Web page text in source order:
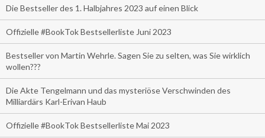
Die Bestseller des 1. Halbjahres 2023 auf einen Blick
Offizielle #BookTok Bestsellerliste Juni 2023
Bestseller von Martin Wehrle. Sagen Sie zu selten, was Sie wirklich
wollen???
Die Akte Tengelmann und das mysteriöse Verschwinden des
Milliardärs Karl-Erivan Haub
Offizielle #BookTok Bestsellerliste Mai 2023